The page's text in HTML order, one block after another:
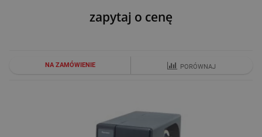
zapytaj o cenę
NA ZAMÓWIENIE PORÓWNAJ